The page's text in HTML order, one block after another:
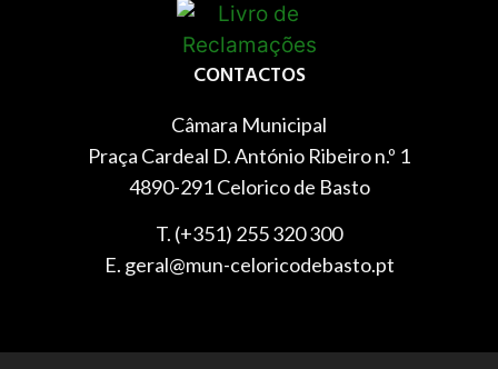
CONTACTOS
Câmara Municipal
Praça Cardeal D. António Ribeiro n.º 1
4890-291 Celorico de Basto
T. (+351) 255 320 300
E. geral@mun-celoricodebasto.pt